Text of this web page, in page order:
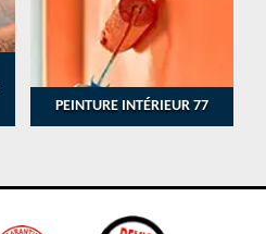
PEINTURE INTÉRIEUR 77